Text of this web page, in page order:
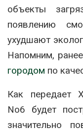
объекты
появлению
ухудшают
Напомним,
городом по
Как передает
No6 будет
значительно